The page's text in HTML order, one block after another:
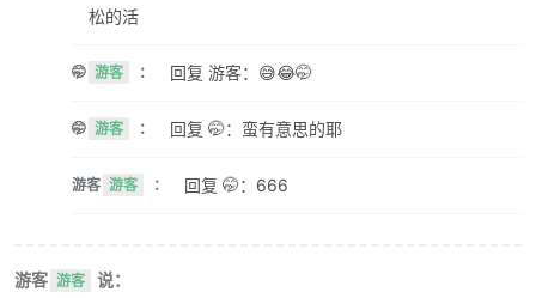
松的活
🤭 游客 ： 回复 游客：😅😂🤭
🤭 游客 ： 回复 🤭：蛮有意思的耶
游客 游客 ： 回复 🤭：666
游客 游客 说：